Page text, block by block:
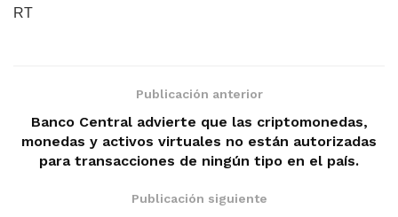
RT
Publicación anterior
Banco Central advierte que las criptomonedas,
monedas y activos virtuales no están autorizadas
para transacciones de ningún tipo en el país.
Publicación siguiente